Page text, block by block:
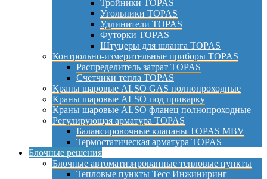
Тройники TOPAS
Угольники TOPAS
Удлинители TOPAS
Футорки TOPAS
Штуцеры для шланга TOPAS
Контрольно-измерительные приборы TOPAS
Распределитель затрат TOPAS
Счетчики тепла TOPAS
Краны шаровые ALSO GAS полнопроходные
Краны шаровые ALSO под приварку
Краны шаровые ALSO фланец полнопроходные
Регулирующая арматура TOPAS
Балансировочные клапаны TOPAS MBV
Термостатическая арматура TOPAS
Блочные решения
Блочные автоматизированные тепловые пункты
Тепловые пункты Тесс Инжиниринг